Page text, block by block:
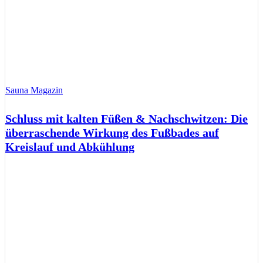
Sauna Magazin
Schluss mit kalten Füßen & Nachschwitzen: Die
überraschende Wirkung des Fußbades auf
Kreislauf und Abkühlung